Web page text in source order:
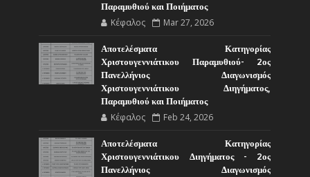
Παραμυθιού και Ποιήματος
Κέφαλος Mar 27, 2026
Αποτελέσματα Κατηγορίας
Χριστουγεννιάτικου Παραμυθιού- 2ος
Πανελλήνιος Διαγωνισμός
Χριστουγεννιάτικου Διηγήματος,
Παραμυθιού και Ποιήματος
Κέφαλος Feb 24, 2026
Αποτελέσματα Κατηγορίας
Χριστουγεννιάτικου Διηγήματος - 2ος
Πανελλήνιος Διαγωνισμός